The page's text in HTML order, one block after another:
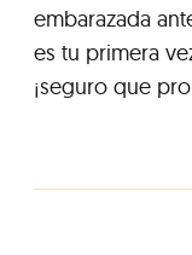
embarazada
es tu primera
¡seguro que